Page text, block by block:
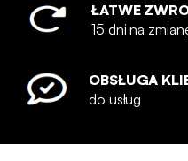
ŁATWE
15 dni na
OBSŁUGA
do usług